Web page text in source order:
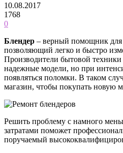
10.08.2017
1768
0
Блендер – верный помощник для
позволяющий легко и быстро
Производители бытовой
надежные модели, но при
появляться поломки. В таком
магазин, чтобы покупать новую
Решить проблему с намного
затратами поможет
поручаемый